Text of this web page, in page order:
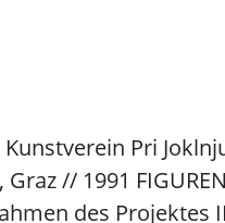
Kunstverein Pri
// 1991
des Projektes